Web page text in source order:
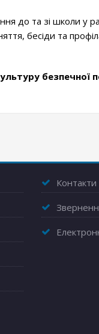
до та зі школи у
бесіди та
безпечної
Контакти